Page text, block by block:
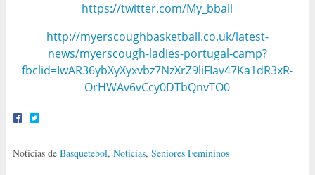
https://twitter.com/My_bball
http://myerscoughbasketball.co.uk/latest-
news/myerscough-ladies-portugal-camp?
fbclid=IwAR36ybXyXyxvbz7NzXrZ9liFIav47Ka1dR3xR-
OrHWAv6vCcy0DTbQnvTO0
Noticias de Basquetebol, Notícias, Seniores Femininos